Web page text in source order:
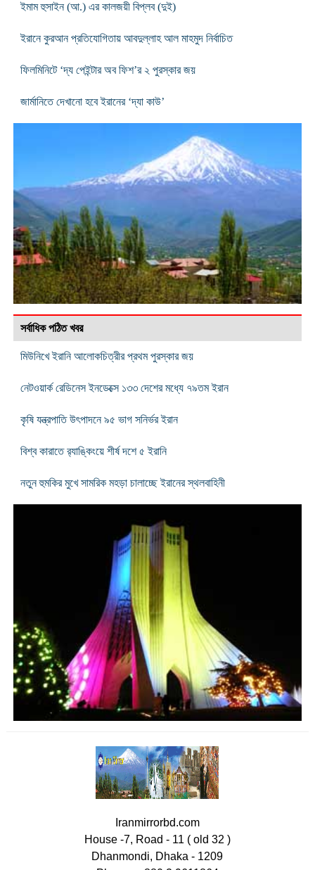
ইমাম হুসাইন (আ.) এর কালজয়ী বিপ্লব (দুই)
ইরানে কুরআন প্রতিযোগিতায় আবদুল্লাহ আল মাহমুদ নির্বাচিত
ফিলমিনিটে ‘দ্য পেইন্টার অব ফিশ’র ২ পুরস্কার জয়
জার্মানিতে দেখানো হবে ইরানের ‘দ্যা কাউ’
সর্বাধিক পঠিত খবর
মিউনিখে ইরানি আলোকচিত্রীর প্রথম পুরস্কার জয়
নেটওয়ার্ক রেডিনেস ইনডেক্সে ১৩৩ দেশের মধ্যে ৭৯তম ইরান
কৃষি যন্ত্রপাতি উৎপাদনে ৯৫ ভাগ সনির্ভর ইরান
বিশ্ব কারাতে র‌্যাঙ্কিংয়ে শীর্ষ দশে ৫ ইরানি
নতুন হুমকির মুখে সামরিক মহড়া চালাচ্ছে ইরানের স্থলবাহিনী
Iranmirrorbd.com
House -7, Road - 11 ( old 32 )
Dhanmondi, Dhaka - 1209